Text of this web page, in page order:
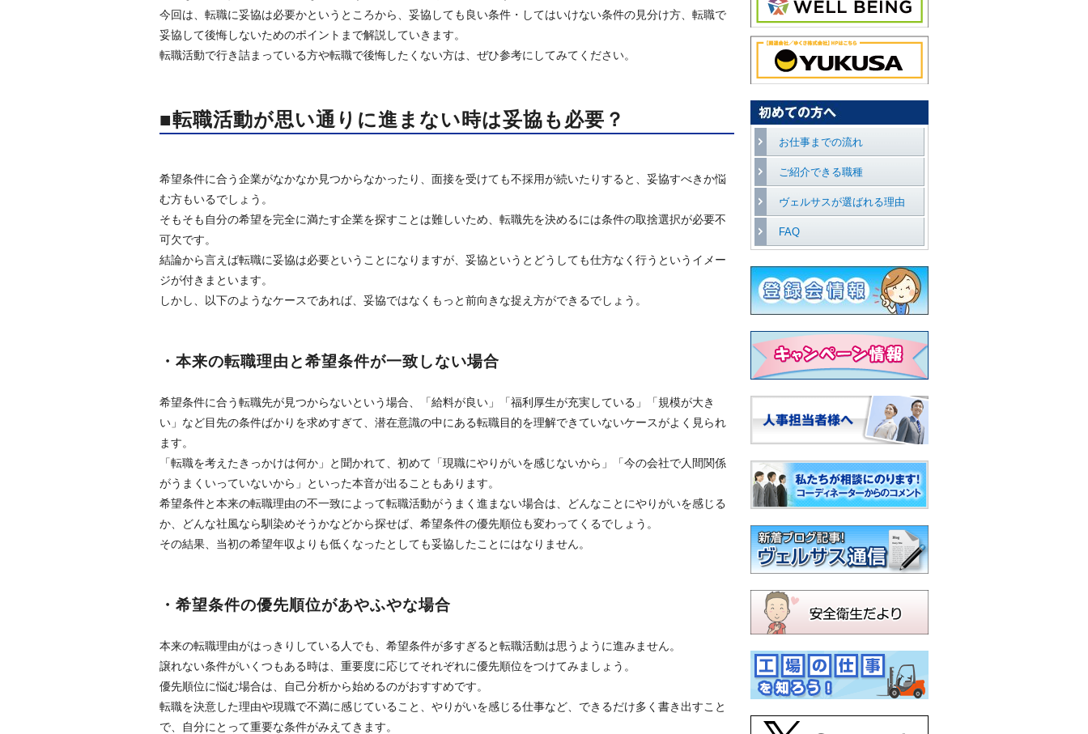
今回は、転職に妥協は必要かというところから、妥協しても良い条件・してはいけない条件の見分け方、転職で
妥協して後悔しないためのポイントまで解説していきます。
転職活動で行き詰まっている方や転職で後悔したくない方は、ぜひ参考にしてみてください。
■転職活動が思い通りに進まない時は妥協も必要？
希望条件に合う企業がなかなか見つからなかったり、面接を受けても不採用が続いたりすると、妥協すべきか悩
む方もいるでしょう。
そもそも自分の希望を完全に満たす企業を探すことは難しいため、転職先を決めるには条件の取捨選択が必要不
可欠です。
結論から言えば転職に妥協は必要ということになりますが、妥協というとどうしても仕方なく行うというイメー
ジが付きまといます。
しかし、以下のようなケースであれば、妥協ではなくもっと前向きな捉え方ができるでしょう。
・本来の転職理由と希望条件が一致しない場合
希望条件に合う転職先が見つからないという場合、「給料が良い」「福利厚生が充実している」「規模が大き
い」など目先の条件ばかりを求めすぎて、潜在意識の中にある転職目的を理解できていないケースがよく見られ
ます。
「転職を考えたきっかけは何か」と聞かれて、初めて「現職にやりがいを感じないから」「今の会社で人間関係
がうまくいっていないから」といった本音が出ることもあります。
希望条件と本来の転職理由の不一致によって転職活動がうまく進まない場合は、どんなことにやりがいを感じる
か、どんな社風なら馴染めそうかなどから探せば、希望条件の優先順位も変わってくるでしょう。
その結果、当初の希望年収よりも低くなったとしても妥協したことにはなりません。
・希望条件の優先順位があやふやな場合
本来の転職理由がはっきりしている人でも、希望条件が多すぎると転職活動は思うように進みません。
譲れない条件がいくつもある時は、重要度に応じてそれぞれに優先順位をつけてみましょう。
優先順位に悩む場合は、自己分析から始めるのがおすすめです。
転職を決意した理由や現職で不満に感じていること、やりがいを感じる仕事など、できるだけ多く書き出すこと
で、自分にとって重要な条件がみえてきます。
お仕事までの流れ
ご紹介できる職種
ヴェルサスが選ばれる理由
FAQ